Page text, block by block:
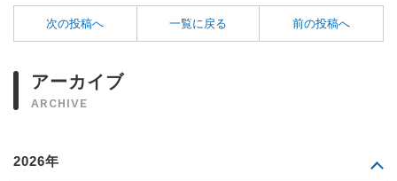
次の投稿へ 一覧に戻る 前の投稿へ
アーカイブ
ARCHIVE
2026年